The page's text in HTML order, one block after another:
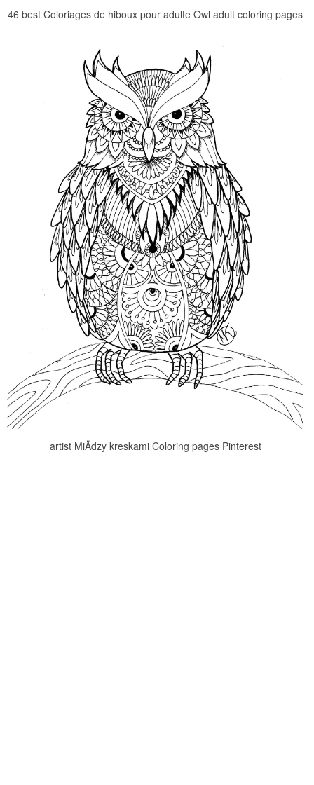
46 best Coloriages de hiboux pour adulte Owl adult coloring pages
artist MiÄdzy kreskami Coloring pages Pinterest